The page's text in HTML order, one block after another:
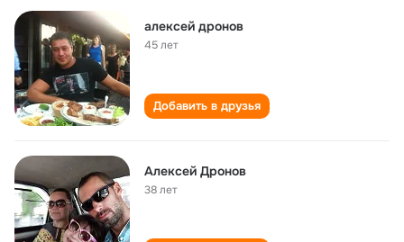
алексей дронов
45 лет
Добавить в друзья
Алексей Дронов
38 лет